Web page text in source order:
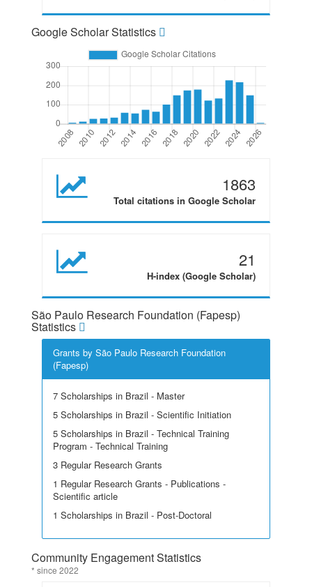
Google Scholar Statistics
1863
Total citations in Google Scholar
21
H-index (Google Scholar)
São Paulo Research Foundation (Fapesp)
Statistics
Grants by São Paulo Research Foundation
(Fapesp)
7 Scholarships in Brazil - Master
5 Scholarships in Brazil - Scientific Initiation
5 Scholarships in Brazil - Technical Training
Program - Technical Training
3 Regular Research Grants
1 Regular Research Grants - Publications -
Scientific article
1 Scholarships in Brazil - Post-Doctoral
Community Engagement Statistics
* since 2022